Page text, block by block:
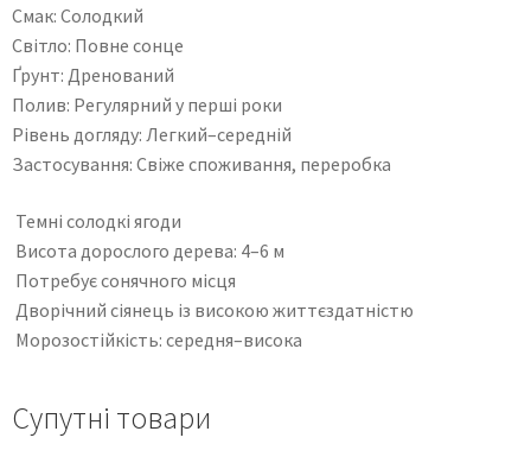
Смак: Солодкий
Світло: Повне сонце
Ґрунт: Дренований
Полив: Регулярний у перші роки
Рівень догляду: Легкий–середній
Застосування: Свіже споживання, переробка
Темні солодкі ягоди
Висота дорослого дерева: 4–6 м
Потребує сонячного місця
Дворічний сіянець із високою життєздатністю
Морозостійкість: середня–висока
Супутні товари